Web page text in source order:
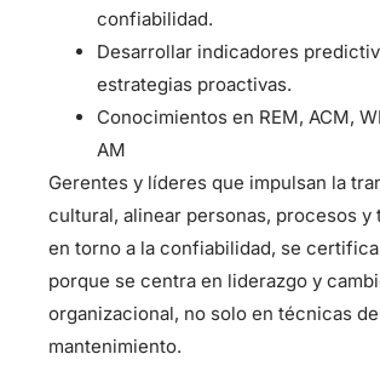
confiabilidad.
Desarrollar indicadores
estrategias proactivas.
Conocimientos en REM, ACM,
AM
Gerentes y líderes que impulsan la
cultural, alinear personas, procesos y
en torno a la confiabilidad, se
porque se centra en liderazgo y
organizacional, no solo en técnicas de
mantenimiento.